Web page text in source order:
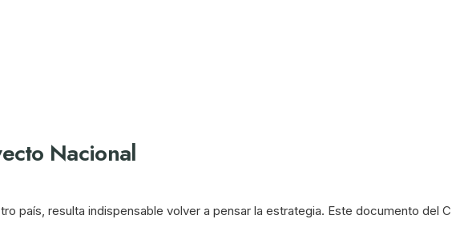
Nacional
país, resulta indispensable volver a pensar la estrategia. Este documento del